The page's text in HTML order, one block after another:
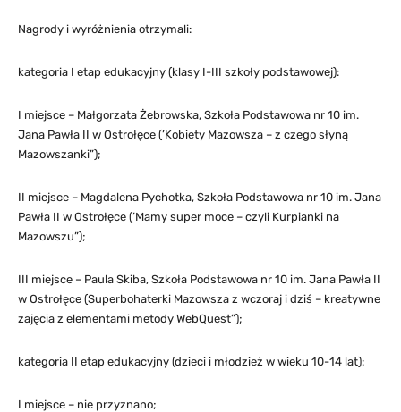
Nagrody i wyróżnienia otrzymali:
kategoria I etap edukacyjny (klasy I-III szkoły podstawowej):
I miejsce – Małgorzata Żebrowska, Szkoła Podstawowa nr 10 im.
Jana Pawła II w Ostrołęce (’Kobiety Mazowsza – z czego słyną
Mazowszanki”);
II miejsce – Magdalena Pychotka, Szkoła Podstawowa nr 10 im. Jana
Pawła II w Ostrołęce (’Mamy super moce – czyli Kurpianki na
Mazowszu”);
III miejsce – Paula Skiba, Szkoła Podstawowa nr 10 im. Jana Pawła II
w Ostrołęce (Superbohaterki Mazowsza z wczoraj i dziś – kreatywne
zajęcia z elementami metody WebQuest”);
kategoria II etap edukacyjny (dzieci i młodzież w wieku 10-14 lat):
I miejsce – nie przyznano;